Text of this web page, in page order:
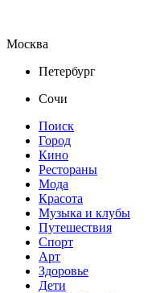
Москва
Петербург
Сочи
Поиск
Город
Кино
Рестораны
Мода
Красота
Музыка и клубы
Путешествия
Спорт
Арт
Здоровье
Дети